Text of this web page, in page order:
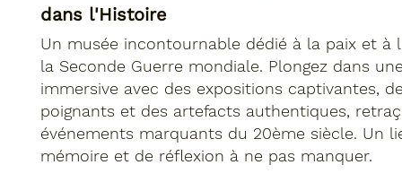
dans l'Histoire
Un musée incontournable dédié à la paix et à
la Seconde Guerre mondiale. Plongez dans
immersive avec des expositions captivantes,
poignants et des artefacts authentiques,
événements marquants du 20ème siècle. Un
mémoire et de réflexion à ne pas manquer.